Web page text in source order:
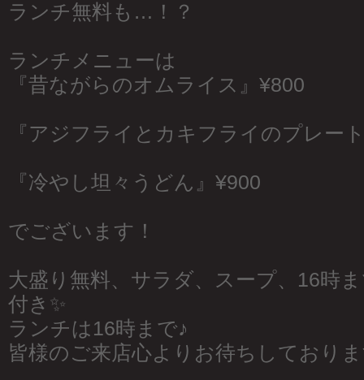
ランチ無料も…！？
ランチメニューは
『昔ながらのオムライス』¥800
『アジフライとカキフライのプレー
『冷やし坦々うどん』¥900
でございます！
大盛り無料、サラダ、スープ、16時
付き✨
ランチは16時まで♪
皆様のご来店心よりお待ちしており